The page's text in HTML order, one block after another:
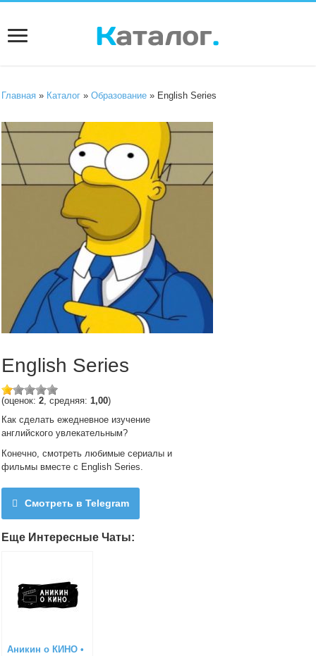
Главная » Каталог »Образование » English Series
English Series
(оценок:2, средняя:1,00)
Как сделать ежедневное изучение
английского увлекательным?
Конечно, смотреть любимые сериалы и
фильмы вместе с English Series.
Смотреть в Telegram
Еще Интересные Чаты:
Аникин о КИНО •